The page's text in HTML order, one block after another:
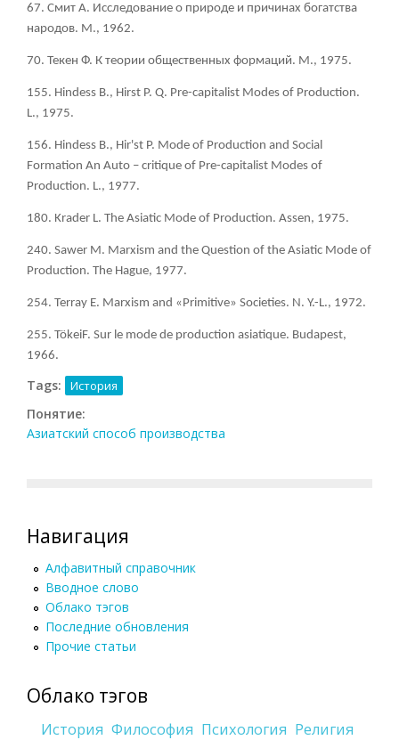
67. Смит А. Исследование о природе и причинах богатства
народов. М., 1962.
70. Текен Ф. К теории общественных формаций. М., 1975.
155. Hindess B., Hirst P. Q. Pre-capitalist Modes of Production.
L., 1975.
156. Hindess B., Hir'st P. Mode of Production and Social
Formation An Auto – critique of Pre-capitalist Modes of
Production. L., 1977.
180. Krader L. The Asiatic Mode of Production. Assen, 1975.
240. Sawer M. Marxism and the Question of the Asiatic Mode of
Production. The Hague, 1977.
254. Terray E. Marxism and «Primitive» Societies. N. Y.-L., 1972.
255. TökeiF. Sur le mode de production asiatique. Budapest,
1966.
Tags: История
Понятие:
Азиатский способ производства
Навигация
Алфавитный справочник
Вводное слово
Облако тэгов
Последние обновления
Прочие статьи
Облако тэгов
История Философия Психология Религия